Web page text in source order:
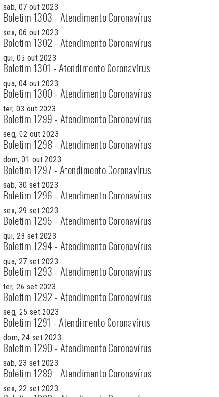
sab, 07 out 2023
Boletim 1303 - Atendimento Coronavírus
sex, 06 out 2023
Boletim 1302 - Atendimento Coronavírus
qui, 05 out 2023
Boletim 1301 - Atendimento Coronavírus
qua, 04 out 2023
Boletim 1300 - Atendimento Coronavírus
ter, 03 out 2023
Boletim 1299 - Atendimento Coronavírus
seg, 02 out 2023
Boletim 1298 - Atendimento Coronavírus
dom, 01 out 2023
Boletim 1297 - Atendimento Coronavírus
sab, 30 set 2023
Boletim 1296 - Atendimento Coronavírus
sex, 29 set 2023
Boletim 1295 - Atendimento Coronavírus
qui, 28 set 2023
Boletim 1294 - Atendimento Coronavírus
qua, 27 set 2023
Boletim 1293 - Atendimento Coronavírus
ter, 26 set 2023
Boletim 1292 - Atendimento Coronavírus
seg, 25 set 2023
Boletim 1291 - Atendimento Coronavírus
dom, 24 set 2023
Boletim 1290 - Atendimento Coronavírus
sab, 23 set 2023
Boletim 1289 - Atendimento Coronavírus
sex, 22 set 2023